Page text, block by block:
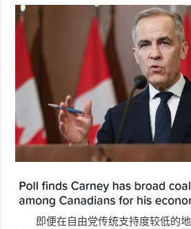
即便在自由党传统支持度较低的